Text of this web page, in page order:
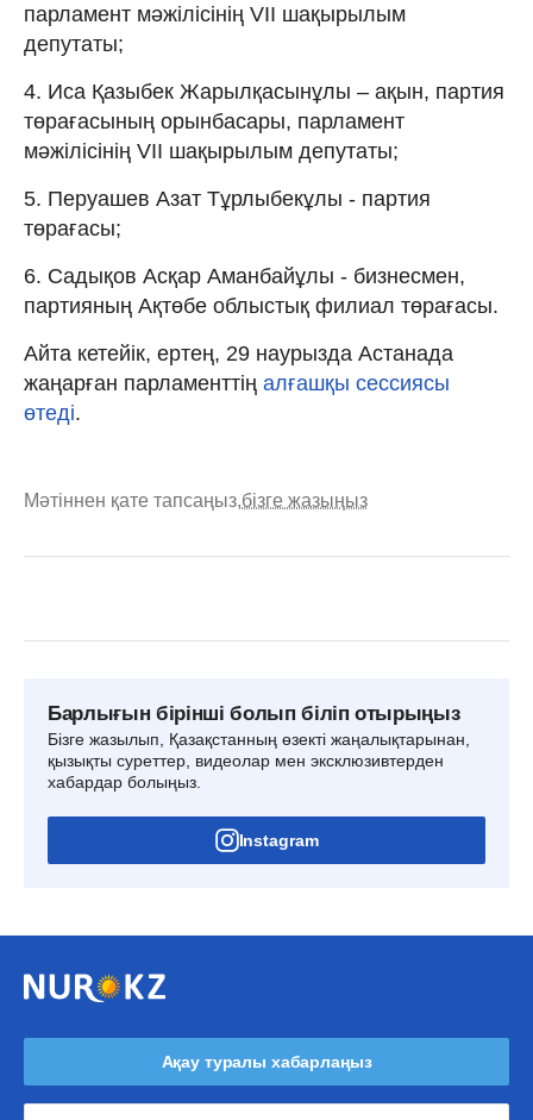
парламент мәжілісінің VII шақырылым
депутаты;
4. Иса Қазыбек Жарылқасынұлы – ақын, партия
төрағасының орынбасары, парламент
мәжілісінің VII шақырылым депутаты;
5. Перуашев Азат Тұрлыбекұлы - партия
төрағасы;
6. Садықов Асқар Аманбайұлы - бизнесмен,
партияның Ақтөбе облыстық филиал төрағасы.
Айта кетейік, ертең, 29 наурызда Астанада
жаңарған парламенттің алғашқы сессиясы
өтеді.
Мәтіннен қате тапсаңыз,бізге жазыңыз
Барлығын бірінші болып біліп отырыңыз
Бізге жазылып, Қазақстанның өзекті жаңалықтарынан,
қызықты суреттер, видеолар мен эксклюзивтерден
хабардар болыңыз.
Instagram
Ақау туралы хабарлаңыз